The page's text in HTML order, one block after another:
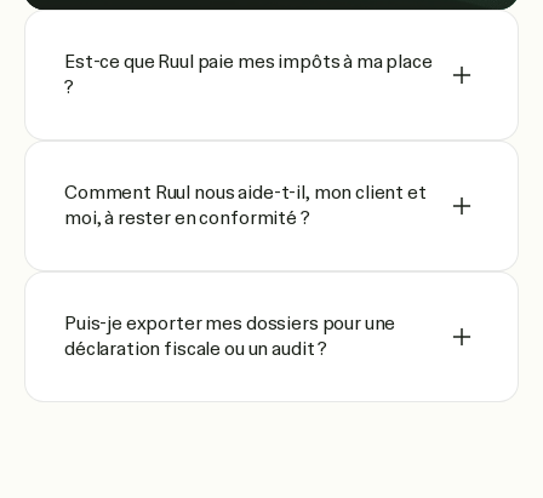
Est-ce que Ruul paie mes impôts à ma place
?
Comment Ruul nous aide-t-il, mon client et
moi, à rester en conformité ?
Puis-je exporter mes dossiers pour une
déclaration fiscale ou un audit ?